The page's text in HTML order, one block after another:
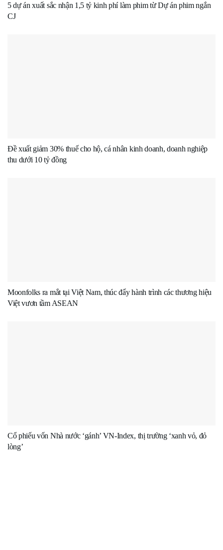
5 dự án xuất sắc nhận 1,5 tỷ kinh phí làm phim từ Dự án phim ngắn
CJ
Đề xuất giảm 30% thuế cho hộ, cá nhân kinh doanh, doanh nghiệp
thu dưới 10 tỷ đồng
Moonfolks ra mắt tại Việt Nam, thúc đẩy hành trình các thương hiệu
Việt vươn tầm ASEAN
Cổ phiếu vốn Nhà nước ‘gánh’ VN-Index, thị trường ‘xanh vỏ, đỏ
lòng’